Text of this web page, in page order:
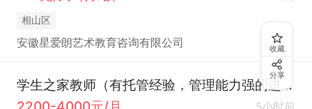
相山区
安徽星爱朗艺术教育咨询有限公司
学生之家教师（有托管经验，管理能力强的进,九月入职）
5小时前
收藏
分享